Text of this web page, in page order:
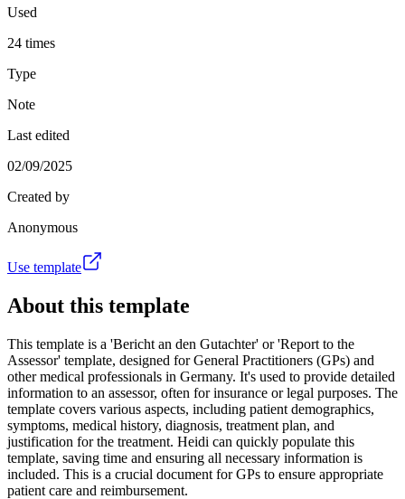
Used
24 times
Type
Note
Last edited
02/09/2025
Created by
Anonymous
Use template
About this template
This template is a 'Bericht an den Gutachter' or 'Report to the
Assessor' template, designed for General Practitioners (GPs) and
other medical professionals in Germany. It's used to provide detailed
information to an assessor, often for insurance or legal purposes. The
template covers various aspects, including patient demographics,
symptoms, medical history, diagnosis, treatment plan, and
justification for the treatment. Heidi can quickly populate this
template, saving time and ensuring all necessary information is
included. This is a crucial document for GPs to ensure appropriate
patient care and reimbursement.